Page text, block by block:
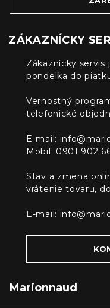
ZÁKAZNÍCKY
Zákaznícky servis
pondelka do
Vernostný
telefonické
E-mail:
Mobil: 0901 902
Stav a zmena
vrátenie tovaru,
E-mail:
Marionnaud